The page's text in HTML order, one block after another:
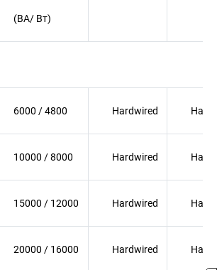
(ВА/ Вт)
6000 / 4800 Hardwired
10000 / 8000 Hardwired
15000 / 12000 Hardwired
20000 / 16000 Hardwired